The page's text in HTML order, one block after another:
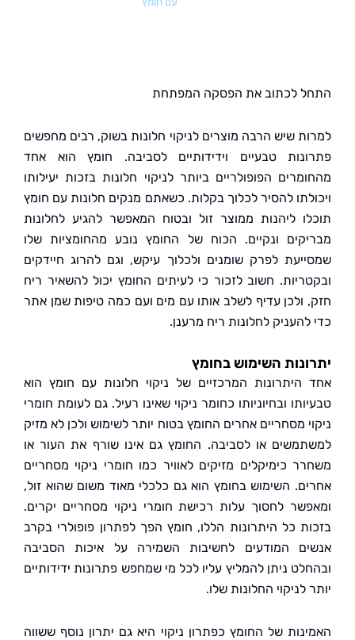
לכתוב את הפסקה המפתחת
שיש הרבה מוצרים לניקוי חלונות בשוק, רבים מחפשים
טבעיים וידידותיים לסביבה. חומץ הוא אחד
הפופולריים ביותר לניקוי חלונות בזכות יעילותו
להסיר לכלוך בקלות. כשאתם מנקים חלונות עם חומץ
ליהנות ממוצר זול ובטוח המאפשר להגיע לחלונות
ונקיים. הכוח של החומץ נובע מהחומציות שלו
לפרק שומנים ולכלוך עיקש, וגם להרוג חיידקים
חשוב לזכור כי לעיתים החומץ יכול להשאיר ריח
ולכן עדיף לשלב אותו עם מים ועם כמה טיפות שמן אתר
לחלונות ריח מרענן.
השימוש בחומץ
המרכזיים של ניקוי חלונות עם חומץ הוא
ובחיוניותו כחומר ניקוי שאינו רעיל. גם לעומת חומרי
מסחריים אחרים החומץ בטוח יותר לשימוש ולכן לא מזיק
או לסביבה. החומץ גם אינו שורף את העור או
כימיקלים מזיקים לאוויר כמו חומרי ניקוי מסחריים
השימוש בחומץ הוא גם כלכלי מאוד משום שהוא זול,
לחסוך עלות רכישת חומרי ניקוי מסחריים יקרים.
כל היתרונות הללו, חומץ הפך לפתרון פופולרי בקרב
המודעים לחשיבות השמירה על איכות הסביבה
ניתן להמליץ עליו לכל מי שמחפש פתרונות ידידותיים
לניקוי החלונות שלו.
של החומץ כפתרון ניקוי היא גם יתרון נוסף ששווה